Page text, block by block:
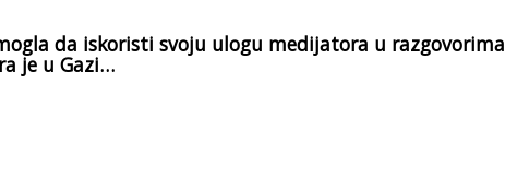
da iskoristi svoju ulogu medijatora u razgovorima
je u Gazi…